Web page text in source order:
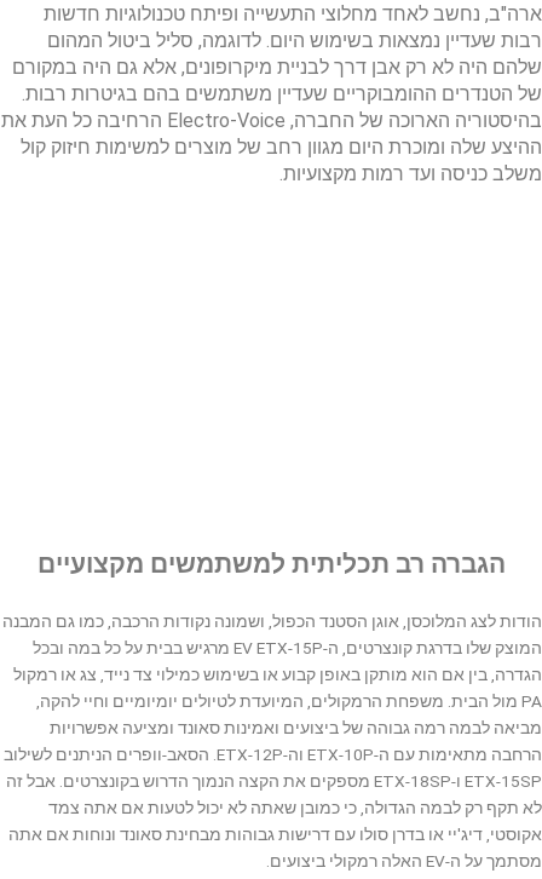
ארה"ב, נחשב לאחד מחלוצי התעשייה ופיתח טכנולוגיות חדשות
רבות שעדיין נמצאות בשימוש היום. לדוגמה, סליל ביטול המהום
שלהם היה לא רק אבן דרך לבניית מיקרופונים, אלא גם היה במקורם
של הטנדרים ההומבוקריים שעדיין משתמשים בהם בגיטרות רבות.
בהיסטוריה הארוכה של החברה, Electro-Voice הרחיבה כל העת את
ההיצע שלה ומוכרת היום מגוון רחב של מוצרים למשימות חיזוק קול
משלב כניסה ועד רמות מקצועיות.
הגברה רב תכליתית למשתמשים מקצועיים
הודות לצג המלוכסן, אוגן הסטנד הכפול, ושמונה נקודות הרכבה, כמו גם המבנה
המוצק שלו בדרגת קונצרטים, ה-EV ETX-15P מרגיש בבית על כל במה ובכל
הגדרה, בין אם הוא מותקן באופן קבוע או בשימוש כמילוי צד נייד, צג או רמקול
PA מול הבית. משפחת הרמקולים, המיועדת לטיולים יומיומיים וחיי להקה,
מביאה לבמה רמה גבוהה של ביצועים ואמינות סאונד ומציעה אפשרויות
הרחבה מתאימות עם ה-ETX-10P וה-ETX-12P. הסאב-וופרים הניתנים לשילוב
ETX-15SP ו-ETX-18SP מספקים את הקצה הנמוך הדרוש בקונצרטים. אבל זה
לא תקף רק לבמה הגדולה, כי כמובן שאתה לא יכול לטעות אם אתה צמד
אקוסטי, דיג'יי או בדרן סולו עם דרישות גבוהות מבחינת סאונד ונוחות אם אתה
מסתמך על ה-EV האלה רמקולי ביצועים.